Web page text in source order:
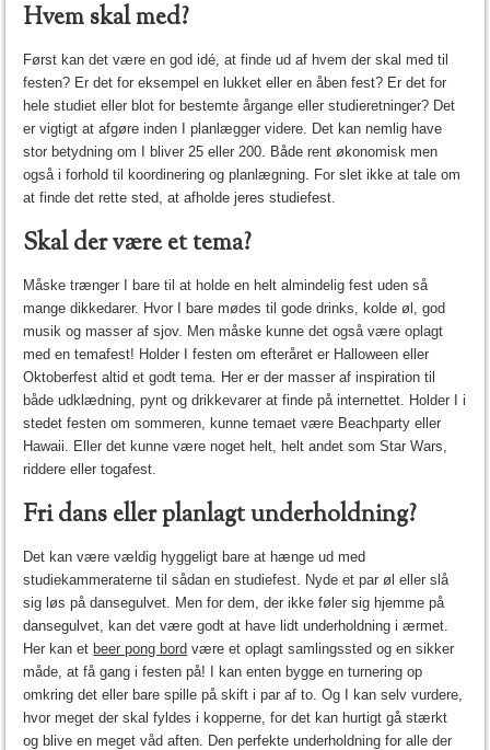
Hvem skal med?
Først kan det være en god idé, at finde ud af hvem der skal med til
festen? Er det for eksempel en lukket eller en åben fest? Er det for
hele studiet eller blot for bestemte årgange eller studieretninger? Det
er vigtigt at afgøre inden I planlægger videre. Det kan nemlig have
stor betydning om I bliver 25 eller 200. Både rent økonomisk men
også i forhold til koordinering og planlægning. For slet ikke at tale om
at finde det rette sted, at afholde jeres studiefest.
Skal der være et tema?
Måske trænger I bare til at holde en helt almindelig fest uden så
mange dikkedarer. Hvor I bare mødes til gode drinks, kolde øl, god
musik og masser af sjov. Men måske kunne det også være oplagt
med en temafest! Holder I festen om efteråret er Halloween eller
Oktoberfest altid et godt tema. Her er der masser af inspiration til
både udklædning, pynt og drikkevarer at finde på internettet. Holder I i
stedet festen om sommeren, kunne temaet være Beachparty eller
Hawaii. Eller det kunne være noget helt, helt andet som Star Wars,
riddere eller togafest.
Fri dans eller planlagt underholdning?
Det kan være vældig hyggeligt bare at hænge ud med
studiekammeraterne til sådan en studiefest. Nyde et par øl eller slå
sig løs på dansegulvet. Men for dem, der ikke føler sig hjemme på
dansegulvet, kan det være godt at have lidt underholdning i ærmet.
Her kan et beer pong bord være et oplagt samlingssted og en sikker
måde, at få gang i festen på! I kan enten bygge en turnering op
omkring det eller bare spille på skift i par af to. Og I kan selv vurdere,
hvor meget der skal fyldes i kopperne, for det kan hurtigt gå stærkt
og blive en meget våd aften. Den perfekte underholdning for alle der